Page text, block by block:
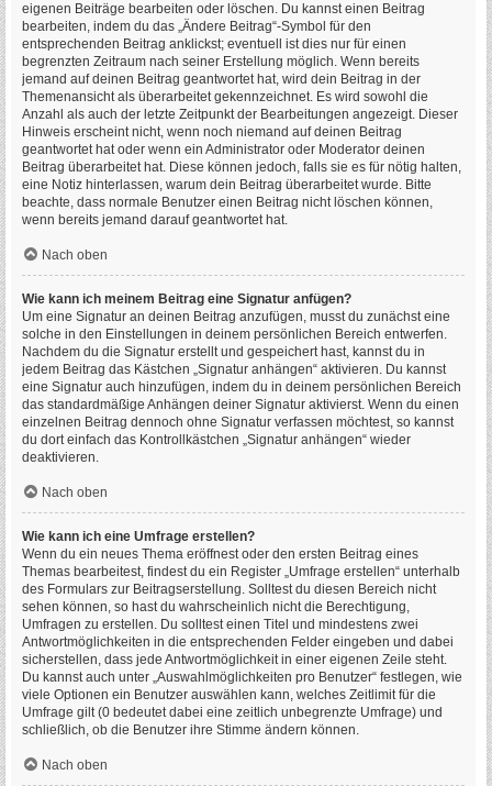
eigenen Beiträge bearbeiten oder löschen. Du kannst einen Beitrag
bearbeiten, indem du das „Ändere Beitrag“-Symbol für den
entsprechenden Beitrag anklickst; eventuell ist dies nur für einen
begrenzten Zeitraum nach seiner Erstellung möglich. Wenn bereits
jemand auf deinen Beitrag geantwortet hat, wird dein Beitrag in der
Themenansicht als überarbeitet gekennzeichnet. Es wird sowohl die
Anzahl als auch der letzte Zeitpunkt der Bearbeitungen angezeigt. Dieser
Hinweis erscheint nicht, wenn noch niemand auf deinen Beitrag
geantwortet hat oder wenn ein Administrator oder Moderator deinen
Beitrag überarbeitet hat. Diese können jedoch, falls sie es für nötig halten,
eine Notiz hinterlassen, warum dein Beitrag überarbeitet wurde. Bitte
beachte, dass normale Benutzer einen Beitrag nicht löschen können,
wenn bereits jemand darauf geantwortet hat.
Nach oben
Wie kann ich meinem Beitrag eine Signatur anfügen?
Um eine Signatur an deinen Beitrag anzufügen, musst du zunächst eine
solche in den Einstellungen in deinem persönlichen Bereich entwerfen.
Nachdem du die Signatur erstellt und gespeichert hast, kannst du in
jedem Beitrag das Kästchen „Signatur anhängen“ aktivieren. Du kannst
eine Signatur auch hinzufügen, indem du in deinem persönlichen Bereich
das standardmäßige Anhängen deiner Signatur aktivierst. Wenn du einen
einzelnen Beitrag dennoch ohne Signatur verfassen möchtest, so kannst
du dort einfach das Kontrollkästchen „Signatur anhängen“ wieder
deaktivieren.
Nach oben
Wie kann ich eine Umfrage erstellen?
Wenn du ein neues Thema eröffnest oder den ersten Beitrag eines
Themas bearbeitest, findest du ein Register „Umfrage erstellen“ unterhalb
des Formulars zur Beitragserstellung. Solltest du diesen Bereich nicht
sehen können, so hast du wahrscheinlich nicht die Berechtigung,
Umfragen zu erstellen. Du solltest einen Titel und mindestens zwei
Antwortmöglichkeiten in die entsprechenden Felder eingeben und dabei
sicherstellen, dass jede Antwortmöglichkeit in einer eigenen Zeile steht.
Du kannst auch unter „Auswahlmöglichkeiten pro Benutzer“ festlegen, wie
viele Optionen ein Benutzer auswählen kann, welches Zeitlimit für die
Umfrage gilt (0 bedeutet dabei eine zeitlich unbegrenzte Umfrage) und
schließlich, ob die Benutzer ihre Stimme ändern können.
Nach oben